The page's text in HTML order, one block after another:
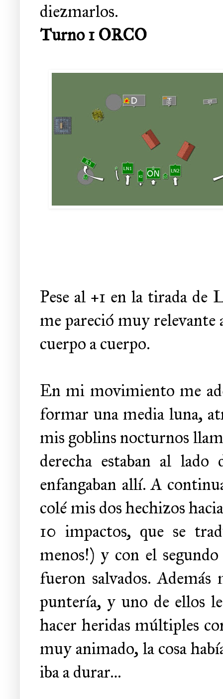
diezmarlos.
Turno 1 ORCO
Pese al +1 en la tirada de
me pareció muy relevante
cuerpo a cuerpo.
En mi movimiento me
formar una media luna,
mis goblins nocturnos
derecha estaban al
enfangaban allí. A
colé mis dos hechizos
10 impactos, que se
menos!) y con el
fueron salvados.
puntería, y uno de ellos
hacer heridas múltiples
muy animado, la cosa
iba a durar…